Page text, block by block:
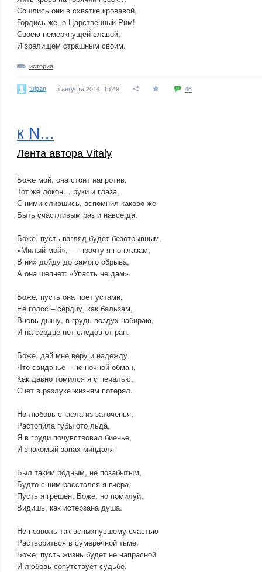
Сошлись они в схватке кровавой,
Гордись же, о Царственный Рим!
Своею немеркнущей славой,
И зрелищем страшным своим.
история
tulpan 5 августа 2014, 15:49 46
к N...
Лента автора Vitaly
Боже мой, она стоит напротив,
Тот же локон… руки и глаза,
С ними слившись, вспомнил каково же
Быть счастливым раз и навсегда.
Боже, пусть взгляд будет безотрывным,
«Милый мой», — прочту я по глазам,
В них дойду до самого обрыва,
А она шепнет: «Упасть не дам».
Боже, пусть она поет устами,
Ее голос – сердцу, как бальзам,
Вновь дышу, в грудь воздух набираю,
И на сердце нет следов от ран.
Боже, дай мне веру и надежду,
Что свиданье – не ночной обман,
Как давно томился я с печалью,
Счет в разлуке жизням потерял.
Но любовь спасла из заточенья,
Растопила губы ото льда,
Я в груди почувствовал биенье,
И знакомый запах миндаля
Был таким родным, не позабытым,
Будто с ним расстался я вчера,
Пусть я грешен, Боже, но помилуй,
Видишь, как истерзана душа.
Не позволь так вспыхнувшему счастью
Раствориться в сумеречной тьме,
Боже, пусть жизнь будет не напрасной
И любовь сопутствует судьбе.